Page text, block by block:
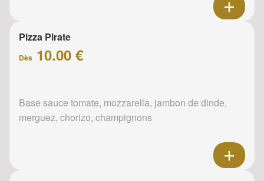
Pizza Pirate
Dès 10.00 €
Base sauce tomate, mozzarella, jambon de dinde,
merguez, chorizo, champignons